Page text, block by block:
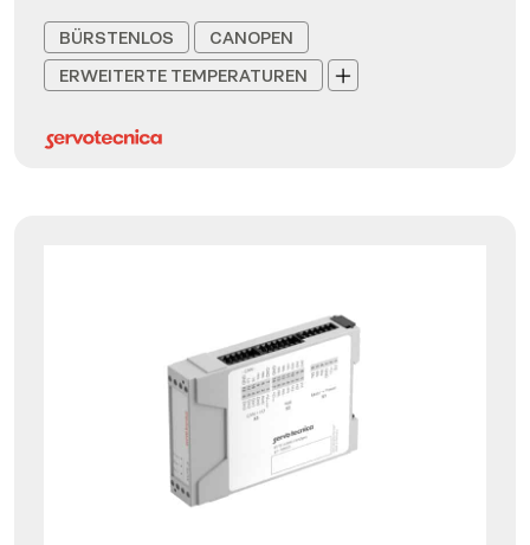
BÜRSTENLOS
CANOPEN
ERWEITERTE TEMPERATUREN